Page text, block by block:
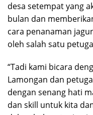
desa setempat yang
bulan dan
cara penanaman
oleh salah satu
“Tadi kami bicara
Lamongan dan
dengan senang hati
dan skill untuk kita